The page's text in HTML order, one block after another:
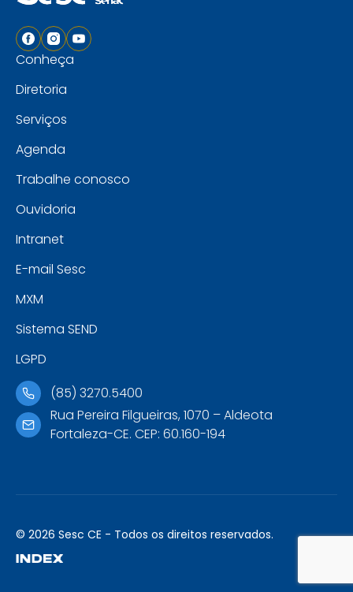
Conheça
Diretoria
Serviços
Agenda
Trabalhe conosco
Ouvidoria
Intranet
E-mail Sesc
MXM
Sistema SEND
LGPD
(85) 3270.5400
Rua Pereira Filgueiras, 1070 – Aldeota
Fortaleza-CE. CEP: 60.160-194
© 2026 Sesc CE - Todos os direitos reservados.